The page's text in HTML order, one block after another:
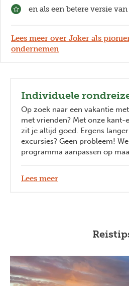
en als een betere versie
Lees meer over Joker als
ondernemen
Individuele
Op zoek naar een vakantie
met vrienden? Met onze
zit je altijd goed. Ergens
excursies? Geen probleem!
programma aanpassen op
Lees meer